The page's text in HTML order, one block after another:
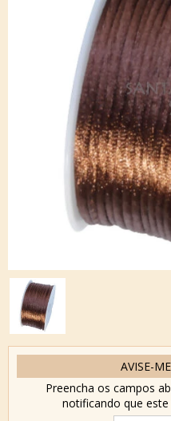
AVISE-
Preencha os campos
notificando que